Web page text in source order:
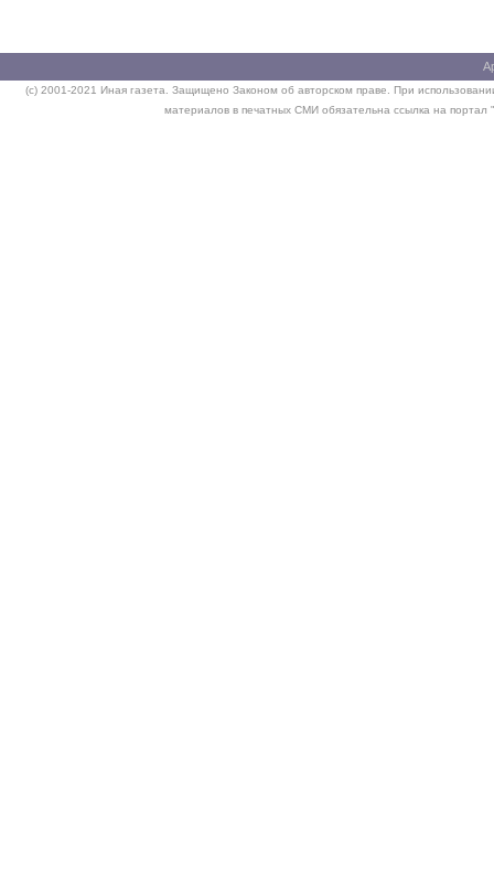
(c) 2001-2021 Иная газета. Защищено Законом об авторском праве. При
материалов в печатных СМИ обязательна ссылка на